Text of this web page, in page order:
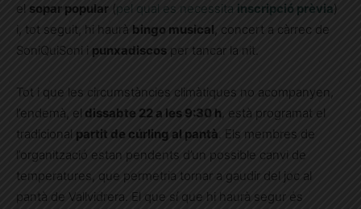
el sopar popular (pel qual es necessita inscripció prèvia )
i, tot seguit, hi haurà bingo musical, concert a càrrec de
SoniQuiSoni i punxadiscos per tancar la nit.
Tot i que les circumstàncies climàtiques no acompanyen,
l’endemà, el dissabte 22 a les 9:30 h
, està programat el
tradicional partit de cúrling al pantà . Els membres de
l’organització estan pendents d’un possible canvi de
temperatures, que permetria tornar a gaudir del joc al
pantà de Vallvidrera. El que sí que hi haurà segur és